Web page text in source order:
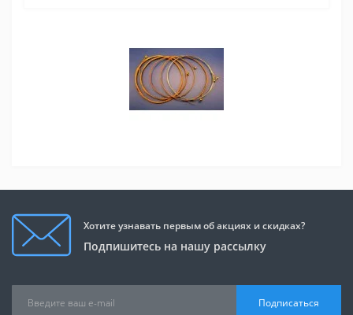
Хотите узнавать первым об акциях и скидках?
Подпишитесь на нашу рассылку
Подписаться